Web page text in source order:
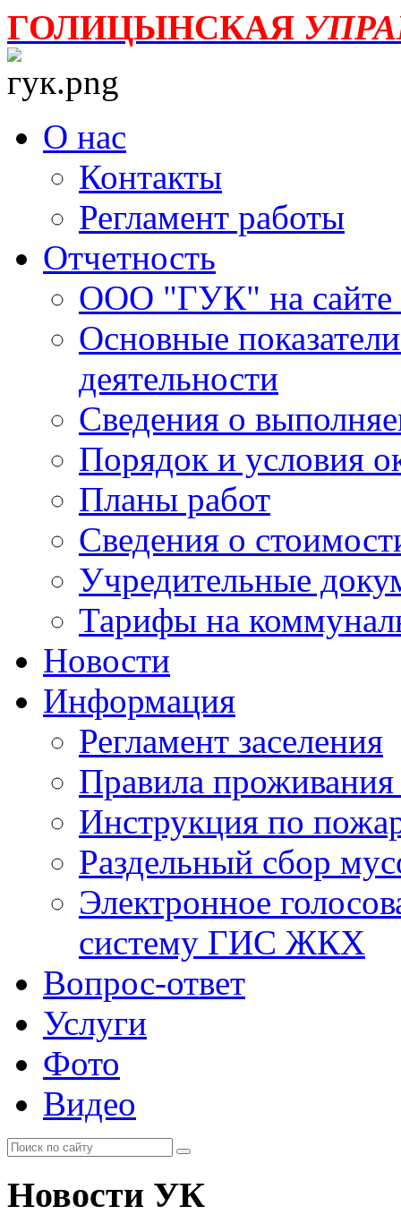
ГОЛИЦЫНСКАЯ
О нас
Контакты
Регламент работы
Отчетность
ООО "ГУК" на
Основные
деятельности
Сведения о
Порядок и условия
Планы работ
Сведения о
Учредительные
Тарифы на
Новости
Информация
Регламент заселения
Правила
Инструкция по
Раздельный сбор
Электронное
систему ГИС ЖКХ
Вопрос-ответ
Услуги
Фото
Видео
Новости УК